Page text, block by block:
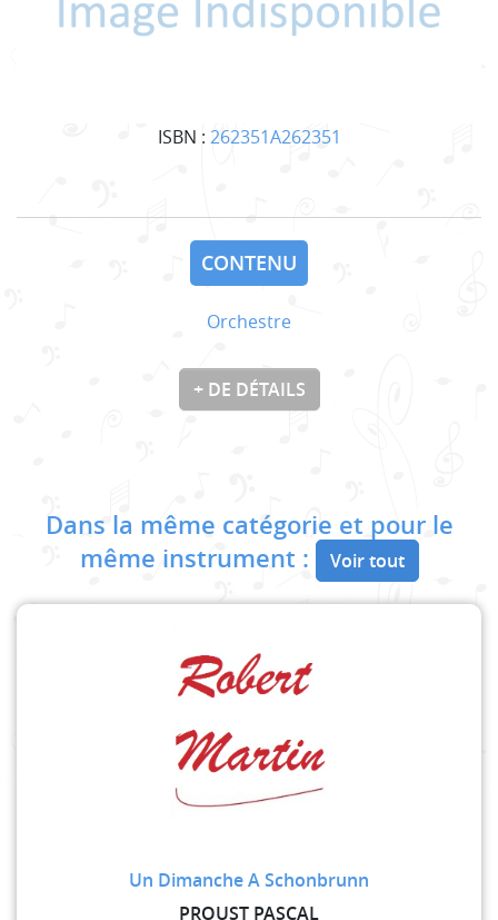
ISBN : 262351A262351
CONTENU
Orchestre
+ DE DÉTAILS
Dans la même catégorie et pour le
même instrument :
Voir tout
Un Dimanche A Schonbrunn
PROUST PASCAL